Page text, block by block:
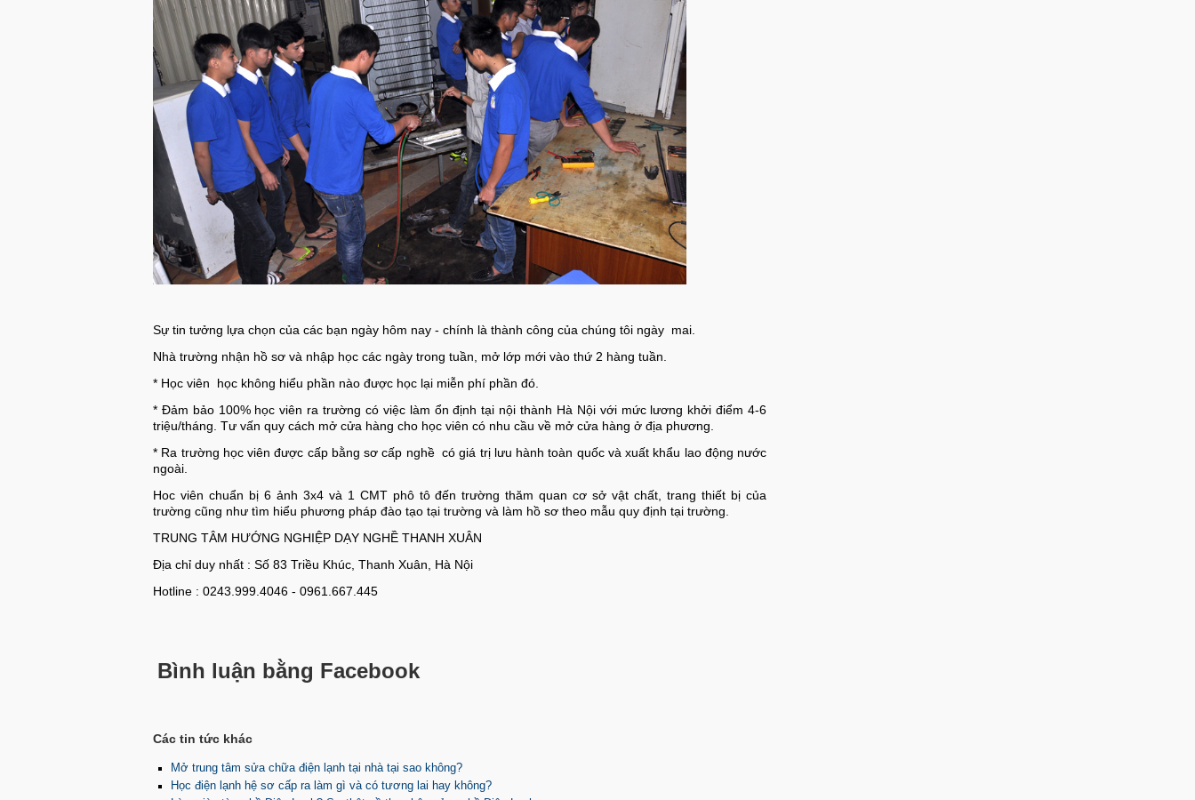
Sự tin tưởng lựa chọn của các bạn ngày hôm nay - chính là thành công của chúng tôi ngày mai.
Nhà trường nhận hồ sơ và nhập học các ngày trong tuần, mở lớp mới vào thứ 2 hàng tuần.
* Học viên học không hiểu phần nào được học lại miễn phí phần đó.
* Đảm bảo 100% học viên ra trường có việc làm ổn định tại nội thành Hà Nội với mức lương khởi điểm 4-6
triệu/tháng. Tư vấn quy cách mở cửa hàng cho học viên có nhu cầu về mở cửa hàng ở địa phương.
* Ra trường học viên được cấp bằng sơ cấp nghề có giá trị lưu hành toàn quốc và xuất khẩu lao động nước
ngoài.
Hoc viên chuẩn bị 6 ảnh 3x4 và 1 CMT phô tô đến trường thăm quan cơ sở vật chất, trang thiết bị của
trường cũng như tìm hiểu phương pháp đào tạo tại trường và làm hồ sơ theo mẫu quy định tại trường.
TRUNG TÂM HƯỚNG NGHIỆP DẠY NGHỀ THANH XUÂN
Địa chỉ duy nhất : Số 83 Triều Khúc, Thanh Xuân, Hà Nội
Hotline : 0243.999.4046 - 0961.667.445
Bình luận bằng Facebook
Các tin tức khác
Mở trung tâm sửa chữa điện lạnh tại nhà tại sao không?
Học điện lạnh hệ sơ cấp ra làm gì và có tương lai hay không?